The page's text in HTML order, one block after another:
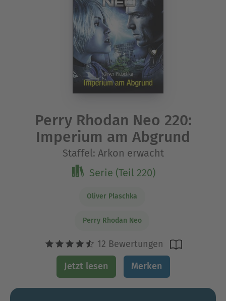
Perry Rhodan Neo 220:
Imperium am Abgrund
Staffel: Arkon erwacht
Serie (Teil 220)
Oliver Plaschka
Perry Rhodan Neo
12 Bewertungen
Jetzt lesen Merken